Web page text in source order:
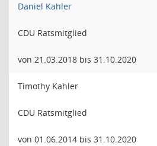
Daniel Kahler
CDU Ratsmitglied
von 21.03.2018 bis 31.10.2020
Timothy Kahler
CDU Ratsmitglied
von 01.06.2014 bis 31.10.2020